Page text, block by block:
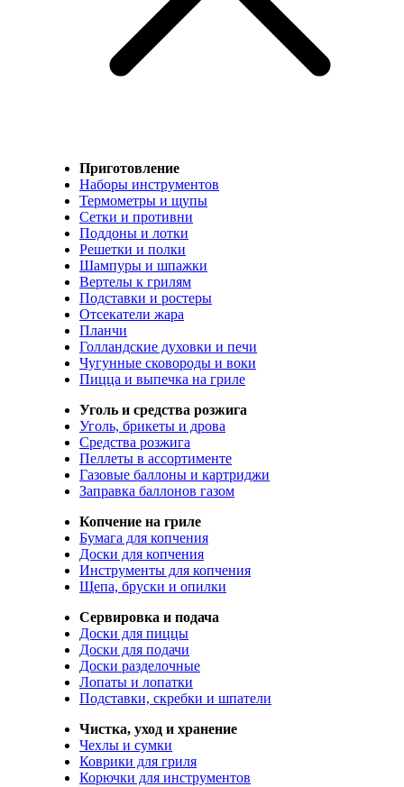
Приготовление
Наборы инструментов
Термометры и щупы
Сетки и противни
Поддоны и лотки
Решетки и полки
Шампуры и шпажки
Вертелы к грилям
Подставки и ростеры
Отсекатели жара
Планчи
Голландские духовки и печи
Чугунные сковороды и воки
Пицца и выпечка на гриле
Уголь и средства розжига
Уголь, брикеты и дрова
Средства розжига
Пеллеты в ассортименте
Газовые баллоны и картриджи
Заправка баллонов газом
Копчение на гриле
Бумага для копчения
Доски для копчения
Инструменты для копчения
Щепа, бруски и опилки
Сервировка и подача
Доски для пиццы
Доски для подачи
Доски разделочные
Лопаты и лопатки
Подставки, скребки и шпатели
Чистка, уход и хранение
Чехлы и сумки
Коврики для гриля
Корючки для инструментов